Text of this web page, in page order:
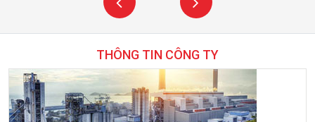
THÔNG TIN CÔNG TY